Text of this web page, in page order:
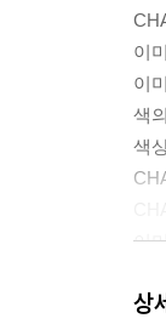
이
이
색
색
이
레
상